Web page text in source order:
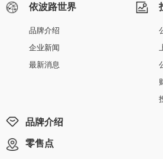
依波路世界
品牌介绍
企业新闻
最新消息
品牌介绍
零售点